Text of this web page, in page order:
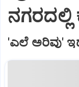
ನಗರದಲ್ಲಿ
'ಎಲೆ ಅರಿವು'